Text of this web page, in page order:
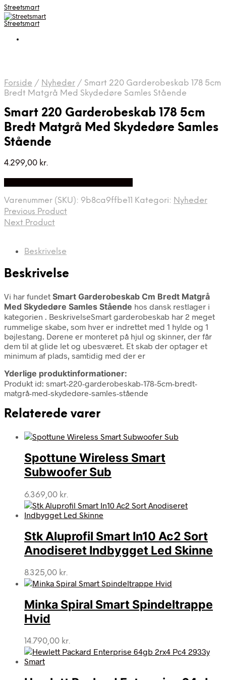
Streetsmart
Streetsmart
Forside / Nyheder / Smart 220 Garderobeskab 178 5cm
Bredt Matgrå Med Skydedøre Samles Stående
Smart 220 Garderobeskab 178 5cm
Bredt Matgrå Med Skydedøre Samles
Stående
4.299,00 kr.
Varenummer (SKU): 9b8ca9ffbe11 Kategori: Nyheder
Previous Product
Next Product
Beskrivelse
Beskrivelse
Vi har fundet Smart Garderobeskab Cm Bredt Matgrå
Med Skydedøre Samles Stående hos dansk restlager i
kategorien . BeskrivelseSmart garderobeskab har 2 meget
rummelige skabe, som hver er indrettet med 1 hylde og 1
bøjlestang. Dørene er monteret på hjul og skinner, der får
dem til at glide let og ubesværet. Et skab der optager et
minimum af plads, samtidig med der er
Yderlige produktinformationer:
Produkt id: smart-220-garderobeskab-178-5cm-bredt-
matgrå-med-skydedøre-samles-stående
Relaterede varer
Spottune Wireless Smart
Subwoofer Sub
6.369,00 kr.
Stk Aluprofil Smart In10 Ac2 Sort
Anodiseret Indbygget Led Skinne
8.325,00 kr.
Minka Spiral Smart Spindeltrappe
Hvid
14.790,00 kr.